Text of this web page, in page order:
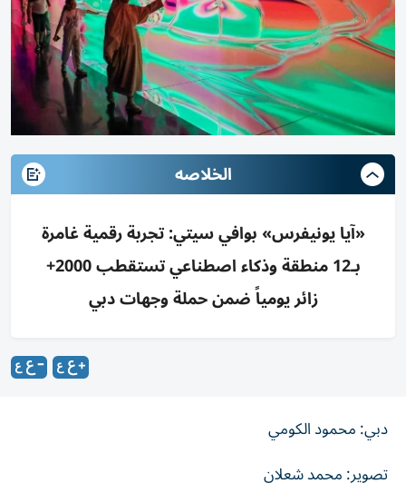
الخلاصه
«آيا يونيفرس» بوافي سيتي: تجربة رقمية غامرة
بـ12 منطقة وذكاء اصطناعي تستقطب 2000+
زائر يومياً ضمن حملة وجهات دبي
دبي: محمود الكومي
تصوير: محمد شعلان